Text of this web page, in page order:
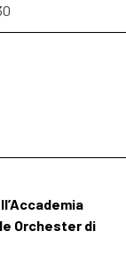
Orchester di